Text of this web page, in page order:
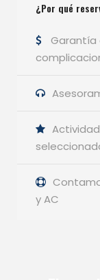
¿Por qué
Garantía
y AC